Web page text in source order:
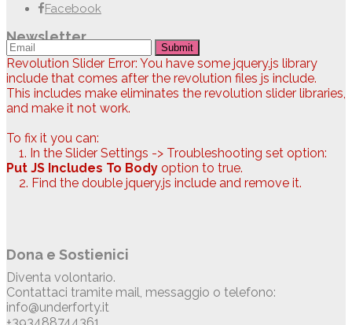
Facebook
Newsletter
Submit
Revolution Slider Error: You have some jquery.js library
include that comes after the revolution files js include.
This includes make eliminates the revolution slider libraries,
and make it not work.
To fix it you can:
1. In the Slider Settings -> Troubleshooting set option:
Put JS Includes To Body option to true.
2. Find the double jquery.js include and remove it.
Dona e Sostienici
Diventa volontario.
Contattaci tramite mail, messaggio o telefono:
info@underforty.it
+393488744361